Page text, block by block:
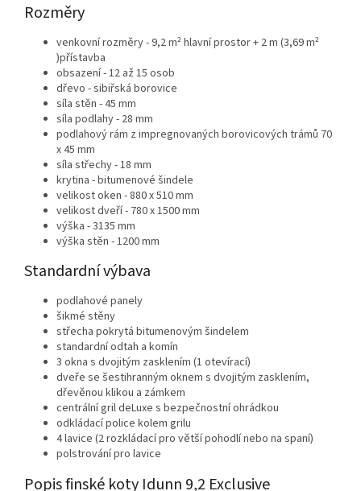
Rozměry
venkovní rozměry - 9,2m² hlavní prostor + 2 m (3,69 m²
)přístavba
obsazení - 12 až 15 osob
dřevo - sibiřská borovice
síla stěn - 45 mm
síla podlahy - 28 mm
podlahový rám z impregnovaných borovicových trámů 70
x 45 mm
síla střechy - 18 mm
krytina - bitumenové šindele
velikost oken - 880 x 510 mm
velikost dveří - 780 x 1500 mm
výška - 3135 mm
výška stěn - 1200 mm
Standardní výbava
podlahové panely
šikmé stěny
střecha pokrytá bitumenovým šindelem
standardní odtah a komín
3 okna s dvojitým zasklením (1 otevírací)
dveře se šestihranným oknem s dvojitým zasklením,
dřevěnou klikou a zámkem
centrální gril deLuxe s bezpečnostní ohrádkou
odkládací police kolem grilu
4 lavice (2 rozkládací pro větší pohodlí nebo na spaní)
polstrování pro lavice
Popis finské koty Idunn 9,2 Exclusive